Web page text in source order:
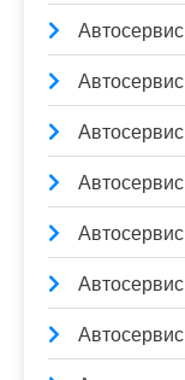
Автосервис
Автосервис
Автосервис
Автосервис
Автосервис
Автосервис
Автосервис